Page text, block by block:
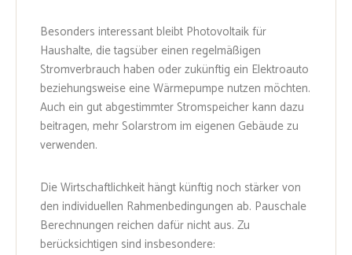
Besonders interessant bleibt Photovoltaik für
Haushalte, die tagsüber einen regelmäßigen
Stromverbrauch haben oder zukünftig ein Elektroauto
beziehungsweise eine Wärmepumpe nutzen möchten.
Auch ein gut abgestimmter Stromspeicher kann dazu
beitragen, mehr Solarstrom im eigenen Gebäude zu
verwenden.
Die Wirtschaftlichkeit hängt künftig noch stärker von
den individuellen Rahmenbedingungen ab. Pauschale
Berechnungen reichen dafür nicht aus. Zu
berücksichtigen sind insbesondere: